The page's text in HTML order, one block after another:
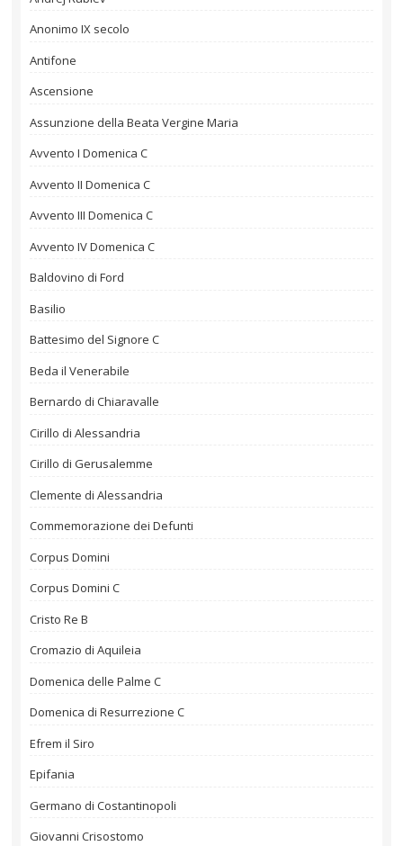
Anonimo IX secolo
Antifone
Ascensione
Assunzione della Beata Vergine Maria
Avvento I Domenica C
Avvento II Domenica C
Avvento III Domenica C
Avvento IV Domenica C
Baldovino di Ford
Basilio
Battesimo del Signore C
Beda il Venerabile
Bernardo di Chiaravalle
Cirillo di Alessandria
Cirillo di Gerusalemme
Clemente di Alessandria
Commemorazione dei Defunti
Corpus Domini
Corpus Domini C
Cristo Re B
Cromazio di Aquileia
Domenica delle Palme C
Domenica di Resurrezione C
Efrem il Siro
Epifania
Germano di Costantinopoli
Giovanni Crisostomo